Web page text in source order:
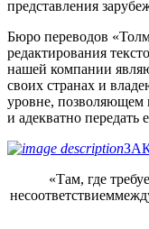
представления
Бюро переводов
редактирования
нашей компании
своих странах и
уровне, позволяющем
и адекватно передать
«Там, где